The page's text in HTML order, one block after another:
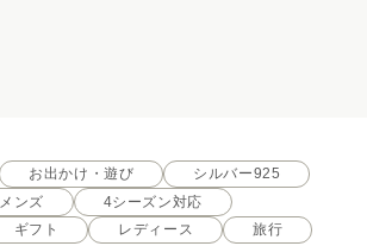
お出かけ・遊び
シルバー925
メンズ
4シーズン対応
ギフト レディース 旅行